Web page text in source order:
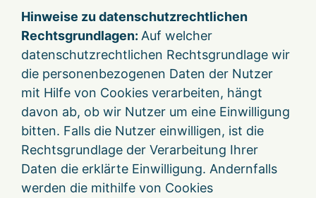
Hinweise zu datenschutzrechtlichen
Rechtsgrundlagen: Auf welcher
datenschutzrechtlichen Rechtsgrundlage wir
die personenbezogenen Daten der Nutzer
mit Hilfe von Cookies verarbeiten, hängt
davon ab, ob wir Nutzer um eine Einwilligung
bitten. Falls die Nutzer einwilligen, ist die
Rechtsgrundlage der Verarbeitung Ihrer
Daten die erklärte Einwilligung. Andernfalls
werden die mithilfe von Cookies